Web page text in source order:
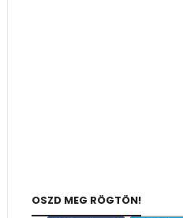
OSZD MEG RÖGTÖN!